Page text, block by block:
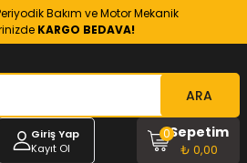
Bakım ve Motor Mekanik
KARGO BEDAVA!
ARA
Giriş Yap
Kayıt Ol
Sepetim
₺ 0,00
0